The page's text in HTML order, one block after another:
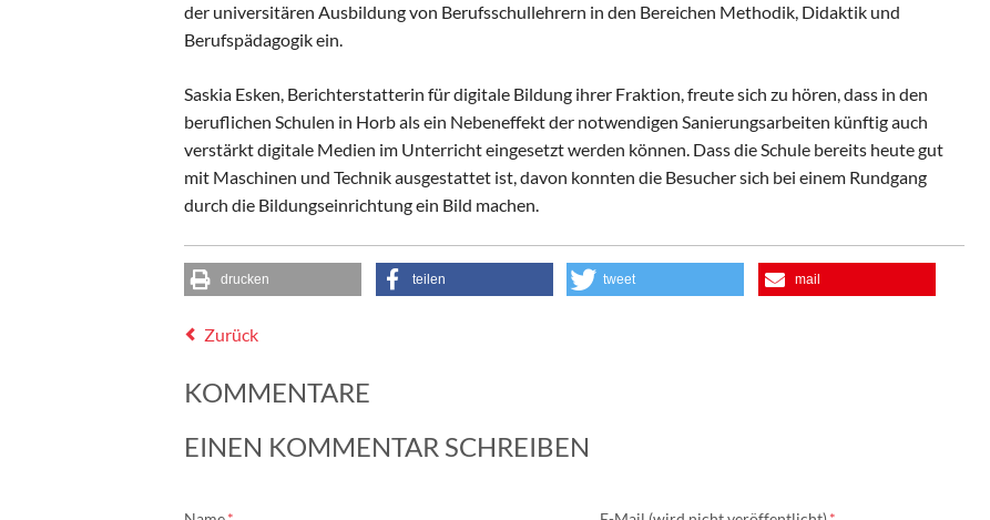
der universitären Ausbildung von Berufsschullehrern in den Bereichen Methodik, Didaktik und
Berufspädagogik ein.
Saskia Esken, Berichterstatterin für digitale Bildung ihrer Fraktion, freute sich zu hören, dass in den
beruflichen Schulen in Horb als ein Nebeneffekt der notwendigen Sanierungsarbeiten künftig auch
verstärkt digitale Medien im Unterricht eingesetzt werden können. Dass die Schule bereits heute gut
mit Maschinen und Technik ausgestattet ist, davon konnten die Besucher sich bei einem Rundgang
durch die Bildungseinrichtung ein Bild machen.
drucken teilen tweet mail
Zurück
KOMMENTARE
EINEN KOMMENTAR SCHREIBEN